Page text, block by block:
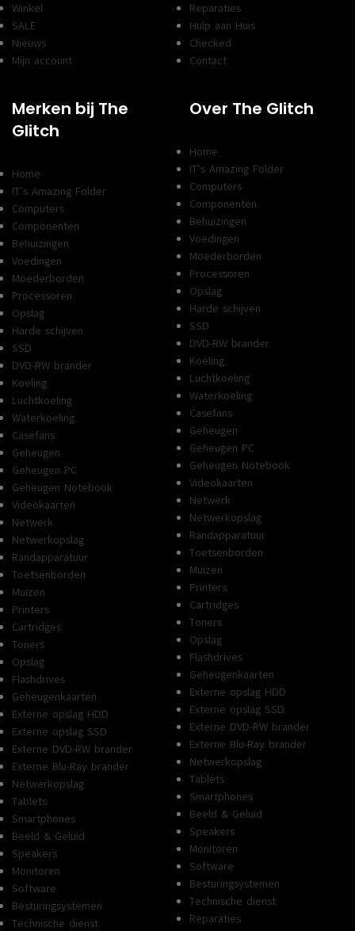
Winkel
SALE
Nieuws
Mijn account
Reparaties
Hulp aan Huis
Checked
Contact
Merken bij The
Glitch
Home
IT’s Amazing Folder
Computers
Componenten
Behuizingen
Voedingen
Moederborden
Processoren
Opslag
Harde schijven
SSD
DVD-RW brander
Koeling
Luchtkoeling
Waterkoeling
Casefans
Geheugen
Geheugen PC
Geheugen Notebook
Videokaarten
Netwerk
Netwerkopslag
Randapparatuur
Toetsenborden
Muizen
Printers
Cartridges
Toners
Opslag
Flashdrives
Geheugenkaarten
Externe opslag HDD
Externe opslag SSD
Externe DVD-RW brander
Externe Blu-Ray brander
Netwerkopslag
Tablets
Smartphones
Beeld & Geluid
Speakers
Monitoren
Software
Besturingsystemen
Technische dienst
Over The Glitch
Home
IT’s Amazing Folder
Computers
Componenten
Behuizingen
Voedingen
Moederborden
Processoren
Opslag
Harde schijven
SSD
DVD-RW brander
Koeling
Luchtkoeling
Waterkoeling
Casefans
Geheugen
Geheugen PC
Geheugen Notebook
Videokaarten
Netwerk
Netwerkopslag
Randapparatuur
Toetsenborden
Muizen
Printers
Cartridges
Toners
Opslag
Flashdrives
Geheugenkaarten
Externe opslag HDD
Externe opslag SSD
Externe DVD-RW brander
Externe Blu-Ray brander
Netwerkopslag
Tablets
Smartphones
Beeld & Geluid
Speakers
Monitoren
Software
Besturingsystemen
Technische dienst
Reparaties